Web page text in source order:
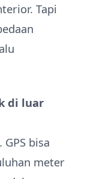
Tapi
di luar
bisa
meter